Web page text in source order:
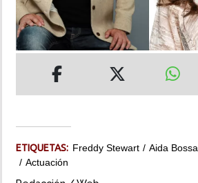
IMPRESO
ETIQUETAS: Freddy Stewart Aida Bossa
Actuación